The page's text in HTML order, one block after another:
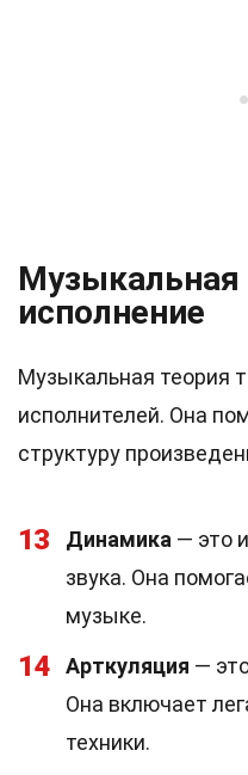
Музыкальная
исполнение
Музыкальная теория
исполнителей. Она
структуру
13 Динамика — это
звука. Она
музыке.
14 Арткуляция —
Она включает
техники.